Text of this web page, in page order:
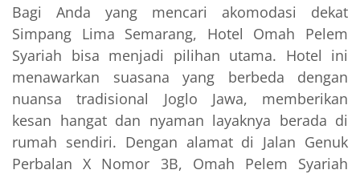
Bagi Anda yang mencari akomodasi dekat
Simpang Lima Semarang, Hotel Omah Pelem
Syariah bisa menjadi pilihan utama. Hotel ini
menawarkan suasana yang berbeda dengan
nuansa tradisional Joglo Jawa, memberikan
kesan hangat dan nyaman layaknya berada di
rumah sendiri. Dengan alamat di Jalan Genuk
Perbalan X Nomor 3B, Omah Pelem Syariah